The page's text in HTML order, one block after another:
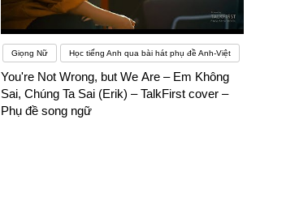
Giọng Nữ Học tiếng Anh qua bài hát phụ đề Anh-Việt
You're Not Wrong, but We Are – Em Không
Sai, Chúng Ta Sai (Erik) – TalkFirst cover –
Phụ đề song ngữ